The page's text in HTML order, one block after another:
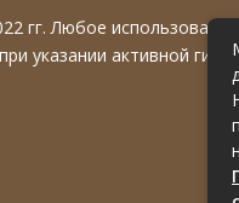
гг. Любое использование
указании активной